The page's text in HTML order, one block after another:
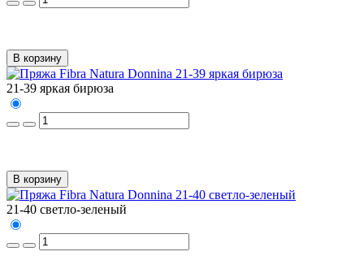
В корзину
21-39 яркая бирюза
В корзину
21-40 светло-зеленый